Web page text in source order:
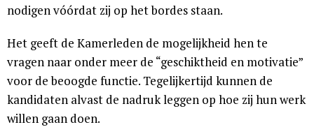
nodigen vóórdat zij op het bordes staan.
Het geeft de Kamerleden de mogelijkheid hen te
vragen naar onder meer de “geschiktheid en motivatie”
voor de beoogde functie. Tegelijkertijd kunnen de
kandidaten alvast de nadruk leggen op hoe zij hun werk
willen gaan doen.